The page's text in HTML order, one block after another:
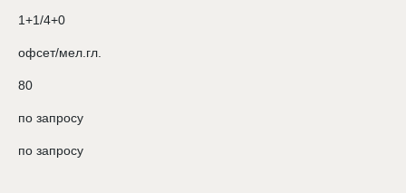
1+1/4+0
офсет/мел.гл.
80
по запросу
по запросу